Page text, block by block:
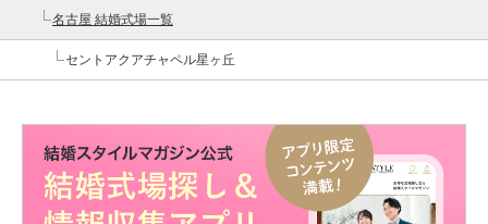
名古屋 結婚式場一覧
セントアクアチャペル星ヶ丘